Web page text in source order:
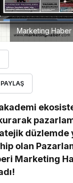
Marketing Haber
PAYLAŞ
düzlemde
olan
Marketing